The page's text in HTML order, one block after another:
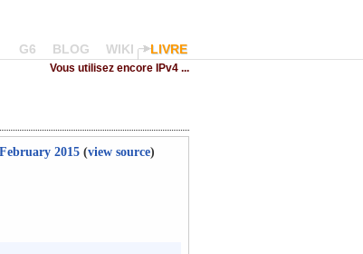
G6 BLOG WIKI LIVRE
Vous utilisez encore IPv4 ...
2015 (view source)